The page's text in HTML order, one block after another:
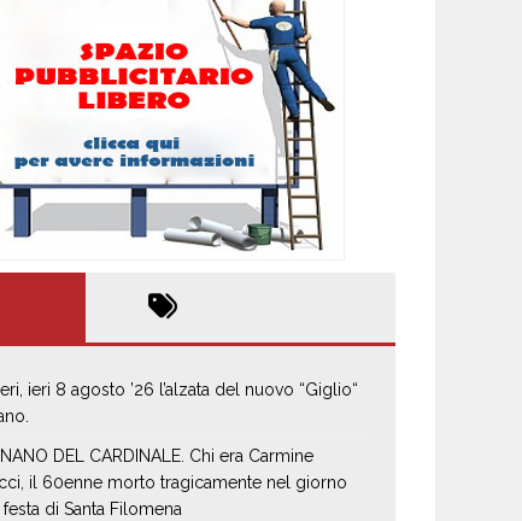
ieri 8 agosto ’26 l’alzata del nuovo “Giglio“
DEL CARDINALE. Chi era Carmine
il 60enne morto tragicamente nel giorno
di Santa Filomena